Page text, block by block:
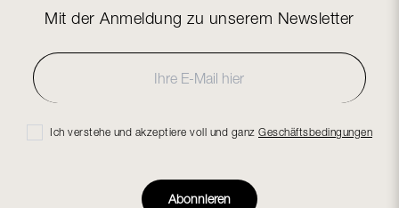
Mit der Anmeldung zu unserem Newsletter
Ich verstehe und akzeptiere voll und ganz Geschäftsbedingungen
Abonnieren